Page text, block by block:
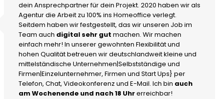
dein Ansprechpartner für dein Projekt. 2020 haben wir als
Agentur die Arbeit zu 100% ins Homeoffice verlegt.
Seitdem haben wir festgestellt, das wir unseren Job im
Team auch digital sehr gut machen. Wir machen
einfach mehr! In unserer gewohnten Flexibilität und
hohen Qualität betreuen wir deutschlandweit kleine und
mittelständische Unternehmen|Selbstständige und
Firmen|Einzelunternehmer, Firmen und Start Ups} per
Telefon, Chat, Videokonferenz und E-Mail. Ich bin auch
am Wochenende und nach 18 Uhrerreichbar!